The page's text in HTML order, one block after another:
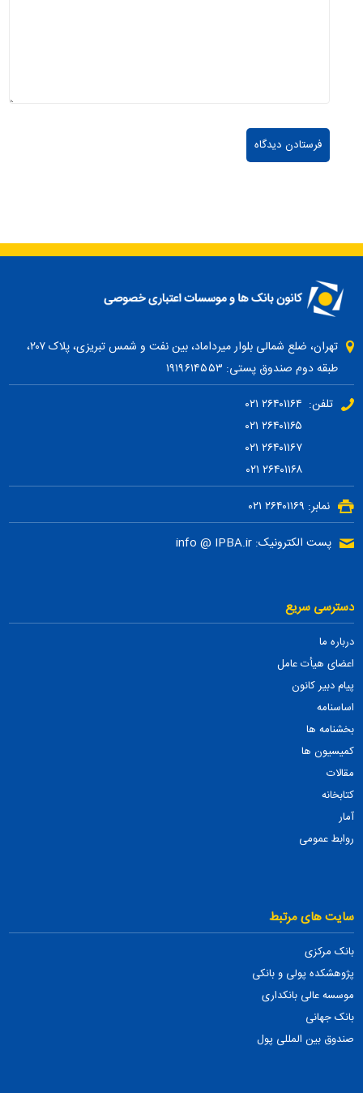
تهران، ضلع شمالی بلوار میرداماد، بین نفت و شمس تبریزی، پلاک ۲۰۷،
طبقه دوم صندوق پستی: ۱۹۱۹۶۱۴۵۵۳
تلفن: ۲۶۴۰۱۱۶۴ ۰۲۱
۲۶۴۰۱۱۶۷ ۰۲۱
۲۶۴۰۱۱۶۸ ۰۲۱
نمابر: ۲۶۴۰۱۱۶۹ ۰۲۱
پست الکترونیک: info @ IPBA.ir
دسترسی سریع
درباره ما
اعضای هیأت عامل
پیام دبیر کانون
اساسنامه
بخشنامه ها
کمیسیون ها
مقالات
کتابخانه
آمار
روابط عمومی
سایت های مرتبط
بانک مرکزی
پژوهشکده پولی و بانکی
موسسه عالی بانکداری
بانک جهانی
صندوق بین المللی پول